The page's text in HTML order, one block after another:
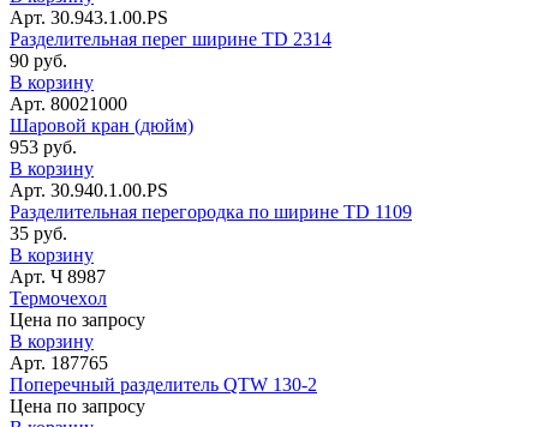
Арт. 30.943.1.00.PS
Разделительная перег ширине TD 2314
90 руб.
В корзину
Арт. 80021000
Шаровой кран (дюйм)
953 руб.
В корзину
Арт. 30.940.1.00.PS
Разделительная перегородка по ширине TD 1109
35 руб.
В корзину
Арт. Ч 8987
Термочеxол
Цена по запросу
В корзину
Арт. 187765
Поперечный разделитель QTW 130-2
Цена по запросу